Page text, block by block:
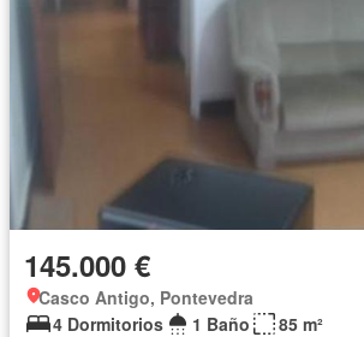
145.000 €
Casco Antigo, Pontevedra
4 Dormitorios
1 Baño 85 m²